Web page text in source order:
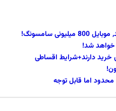
سامسونگ!
خواهد شد!
خرید دارند+شرایط اقساطی